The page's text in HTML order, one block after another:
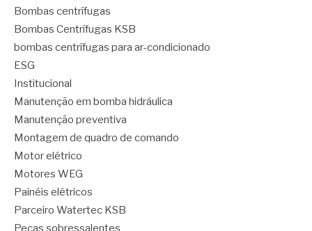
Bombas centrífugas
Bombas Centrífugas KSB
bombas centrífugas para ar-condicionado
ESG
Institucional
Manutenção em bomba hidráulica
Manutenção preventiva
Montagem de quadro de comando
Motor elétrico
Motores WEG
Painéis elétricos
Parceiro Watertec KSB
Peças sobressalentes